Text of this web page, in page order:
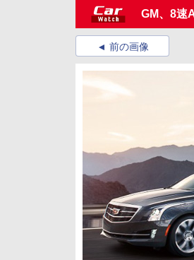
GM、8速
前の画像